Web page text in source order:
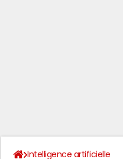
Intelligence artificielle